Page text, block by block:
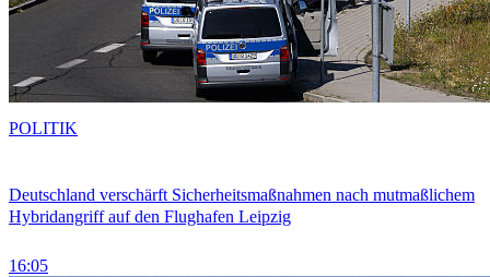
Deutschland verschärft Sicherheitsmaßnahmen nach mutmaßlichem
Hybridangriff auf den Flughafen Leipzig
16:05
POLITIK